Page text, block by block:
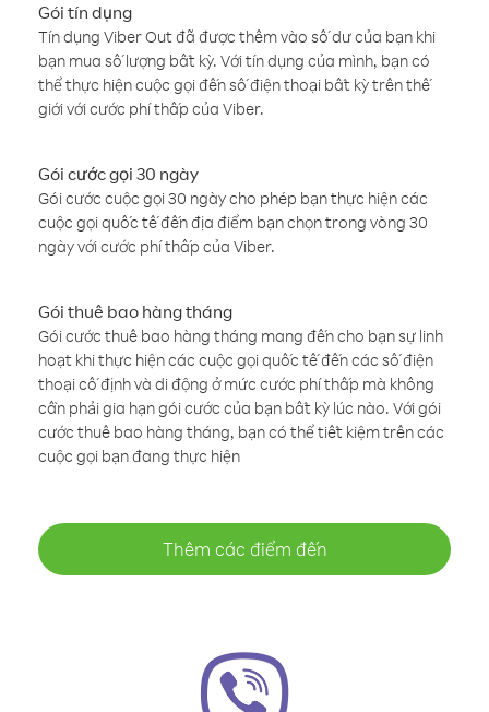
Gói tín dụng
Tín dụng Viber Out đã được thêm vào số dư của bạn khi
bạn mua số lượng bất kỳ. Với tín dụng của mình, bạn có
thể thực hiện cuộc gọi đến số điện thoại bất kỳ trên thế
giới với cước phí thấp của Viber.
Gói cước gọi 30 ngày
Gói cước cuộc gọi 30 ngày cho phép bạn thực hiện các
cuộc gọi quốc tế đến địa điểm bạn chọn trong vòng 30
ngày với cước phí thấp của Viber.
Gói thuê bao hàng tháng
Gói cước thuê bao hàng tháng mang đến cho bạn sự linh
hoạt khi thực hiện các cuộc gọi quốc tế đến các số điện
thoại cố định và di động ở mức cước phí thấp mà không
cần phải gia hạn gói cước của bạn bất kỳ lúc nào. Với gói
cước thuê bao hàng tháng, bạn có thể tiết kiệm trên các
cuộc gọi bạn đang thực hiện
Thêm các điểm đến